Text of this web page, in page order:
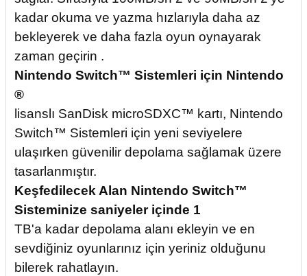
kadar okuma ve yazma hızlarıyla daha az
bekleyerek ve daha fazla oyun oynayarak
zaman geçirin .
Nintendo Switch™ Sistemleri için Nintendo
®
lisanslı SanDisk microSDXC™ kartı, Nintendo
Switch™ Sistemleri için yeni seviyelere
ulaşırken güvenilir depolama sağlamak üzere
tasarlanmıştır.
Keşfedilecek Alan Nintendo Switch™
Sisteminize saniyeler içinde 1
TB'a kadar depolama alanı ekleyin ve en
sevdiğiniz oyunlarınız için yeriniz olduğunu
bilerek rahatlayın.